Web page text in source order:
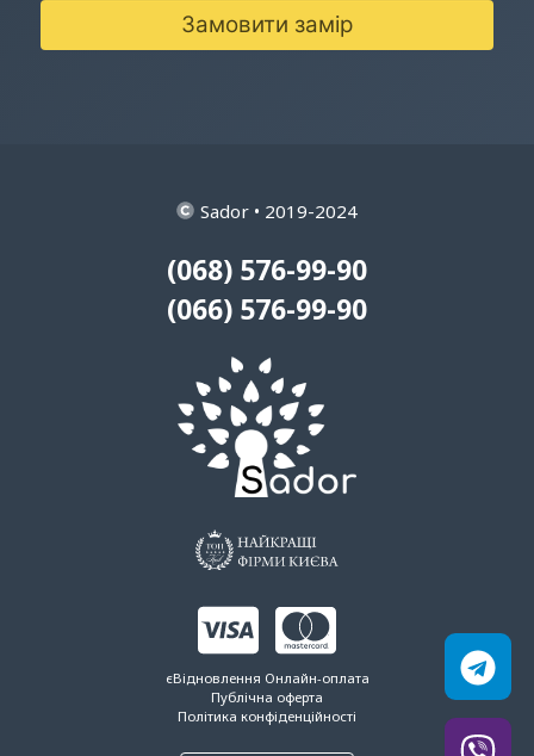
Замовити замір
Sador • 2019-2024
(068) 576-99-90
(066) 576-99-90
єВідновлення Онлайн-оплата
Публічна оферта
Політика конфіденційності